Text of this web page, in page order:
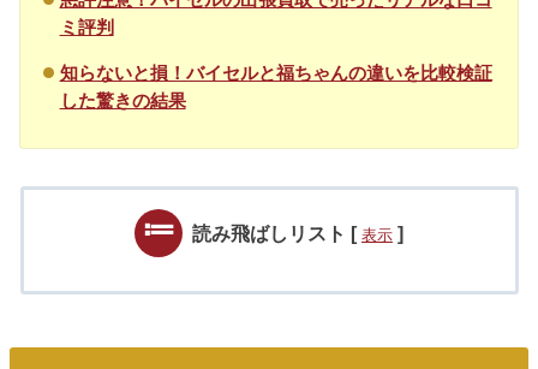
ミ評判
知らないと損！バイセルと福ちゃんの違いを比較検証
した驚きの結果
読み飛ばしリスト [ 表示 ]